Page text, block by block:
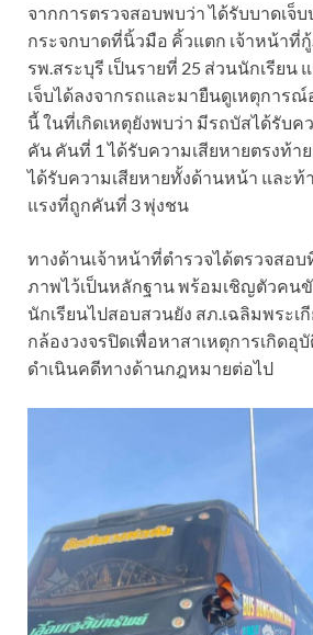
จากการตรวจสอบพบว่า ได้รับบาดเจ็
กระจกบาดที่นิ้วมือ คิ้วแตก เจ้าหน้าที่
รพ.สระบุรี เป็นรายที่ 25 ส่วนนักเรียน
เจ็บได้ลงจากรถและมายืนดูเหตุการ
นี้ ในที่เกิดเหตุยังพบว่า มีรถบัสได้รับค
คัน คันที่ 1 ได้รับความเสียหายตรงท้
ได้รับความเสียหายทั้งด้านหน้า และท้
แรงที่ถูกคันที่ 3 พุ่งชน
ทางด้านเจ้าหน้าที่ตำรวจได้ตรวจสอบ
ภาพไว้เป็นหลักฐาน พร้อมเชิญตัวคน
นักเรียนไปสอบสวนยัง สภ.เฉลิมพระเ
กล้องวงจรปิดเพื่อหาสาเหตุการเกิดอุ
ดำเนินคดีทางด้านกฎหมายต่อไป